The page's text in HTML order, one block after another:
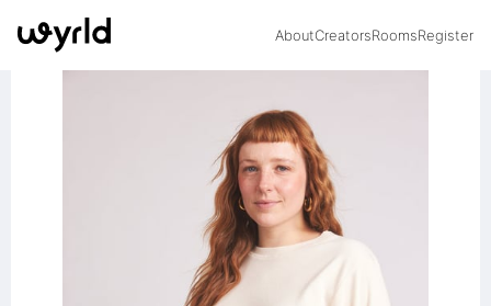
AboutCreatorsRoomsRegister